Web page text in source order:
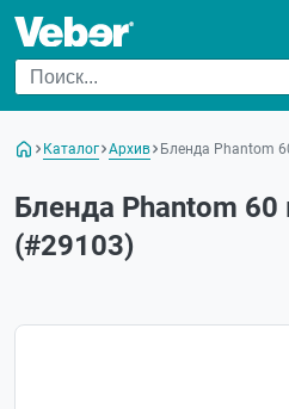
Каталог Архив Бленда Phantom
Бленда Phantom
(#29103)